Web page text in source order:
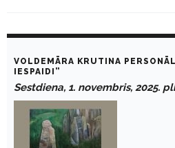
aVOLDEMĀRA KRUTINA
IESPAIDI”
Sestdiena, 1. novembris, 2025.